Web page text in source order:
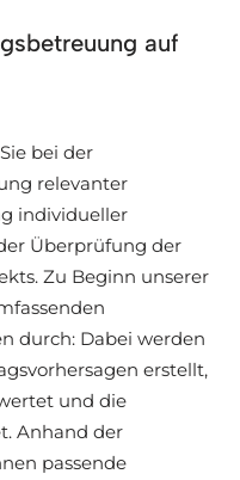
auf
bei der
relevanter
individueller
Überprüfung der
Zu Beginn unserer
durch: Dabei werden
erstellt,
und die
Anhand der
passende